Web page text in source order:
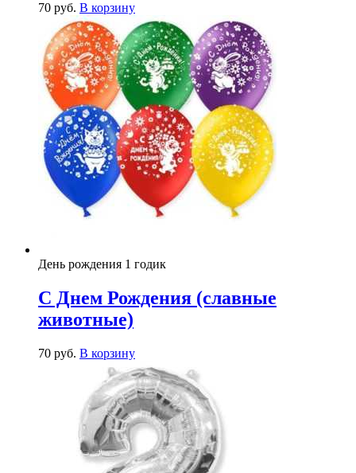
70 руб. В корзину
День рождения 1 годик
С Днем Рождения (славные
животные)
70 руб. В корзину